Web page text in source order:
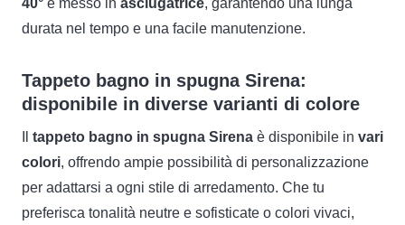
durata nel tempo e una facile manutenzione.
Tappeto bagno in spugna Sirena:
disponibile in diverse varianti di colore
tappeto bagno in spugna Sirena è disponibile in vari
colori, offrendo ampie possibilità di personalizzazione
per adattarsi a ogni stile di arredamento. Che tu
preferisca tonalità neutre e sofisticate o colori vivaci,